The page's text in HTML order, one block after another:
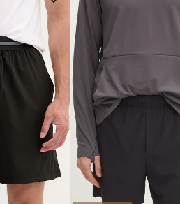
см и
размера,